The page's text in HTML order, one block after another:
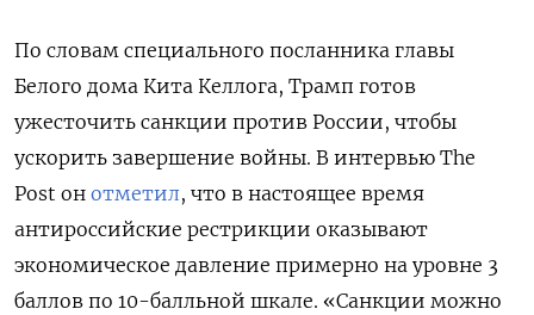
По словам специального посланника главы
Белого дома Кита Келлога, Трамп готов
ужесточить санкции против России, чтобы
ускорить завершение войны. В интервью The
Post он отметил, что в настоящее время
антироссийские рестрикции оказывают
экономическое давление примерно на уровне 3
баллов по 10-балльной шкале. «Санкции можно